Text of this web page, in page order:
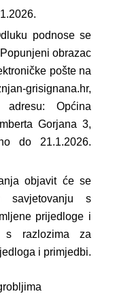
podnose se
obrazac
pošte na
grisignana.hr,
Općina
Gorjana 3,
do 21.1.2026.
objavit će se
savjetovanju s
prijedloge i
s razlozima za
i primjedbi.